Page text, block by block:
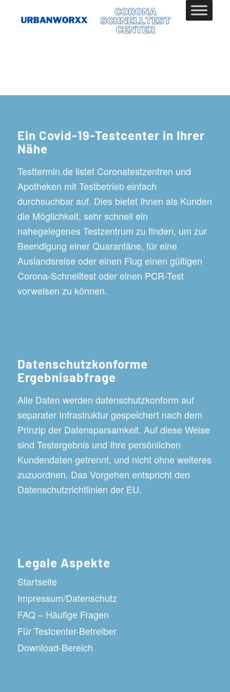
Ein Covid-19-Testcenter in Ihrer
Nähe
Testtermin.de listet Coronatestzentren und
Apotheken mit Testbetrieb einfach
durchsuchbar auf. Dies bietet Ihnen als Kunden
die Möglichkeit, sehr schnell ein
nahegelegenes Testzentrum zu finden, um zur
Beendigung einer Quarantäne, für eine
Auslandsreise oder einen Flug einen gültigen
Corona-Schnelltest oder einen PCR-Test
vorweisen zu können.
Datenschutzkonforme
Ergebnisabfrage
Alle Daten werden datenschutzkonform auf
separater Infrastruktur gespeichert nach dem
Prinzip der Datensparsamkeit. Auf diese Weise
sind Testergebnis und Ihre persönlichen
Kundendaten getrennt, und nicht ohne weiteres
zuzuordnen. Das Vorgehen entspricht den
Datenschutzrichtlinien der EU.
Legale Aspekte
Startseite
Impressum/Datenschutz
FAQ – Häufige Fragen
Für Testcenter-Betreiber
Download-Bereich